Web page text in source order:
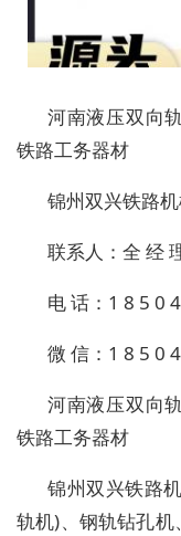
河南液压双向
铁路工务器材
锦州双兴铁路
联系人：全 经
电 话：1 8 5 0
微 信：1 8 5 0
河南液压双向
铁路工务器材
锦州双兴铁路
轨机)、钢轨钻孔